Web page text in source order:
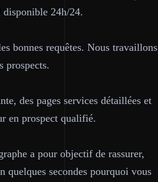
disponible 24h/24.
bonnes requêtes. Nous travaillons
prospects.
des pages services détaillées et
en prospect qualifié.
a pour objectif de rassurer,
secondes pourquoi vous